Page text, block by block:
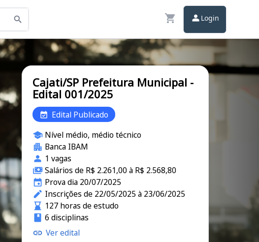
Login
Cajati/SP Prefeitura Municipal -
Edital 001/2025
Edital Publicado
Nível médio, médio técnico
Banca IBAM
1 vagas
Salários de R$ 2.261,00 à R$ 2.568,80
Prova dia 20/07/2025
Inscrições de 22/05/2025 à 23/06/2025
127 horas de estudo
6 disciplinas
Ver edital